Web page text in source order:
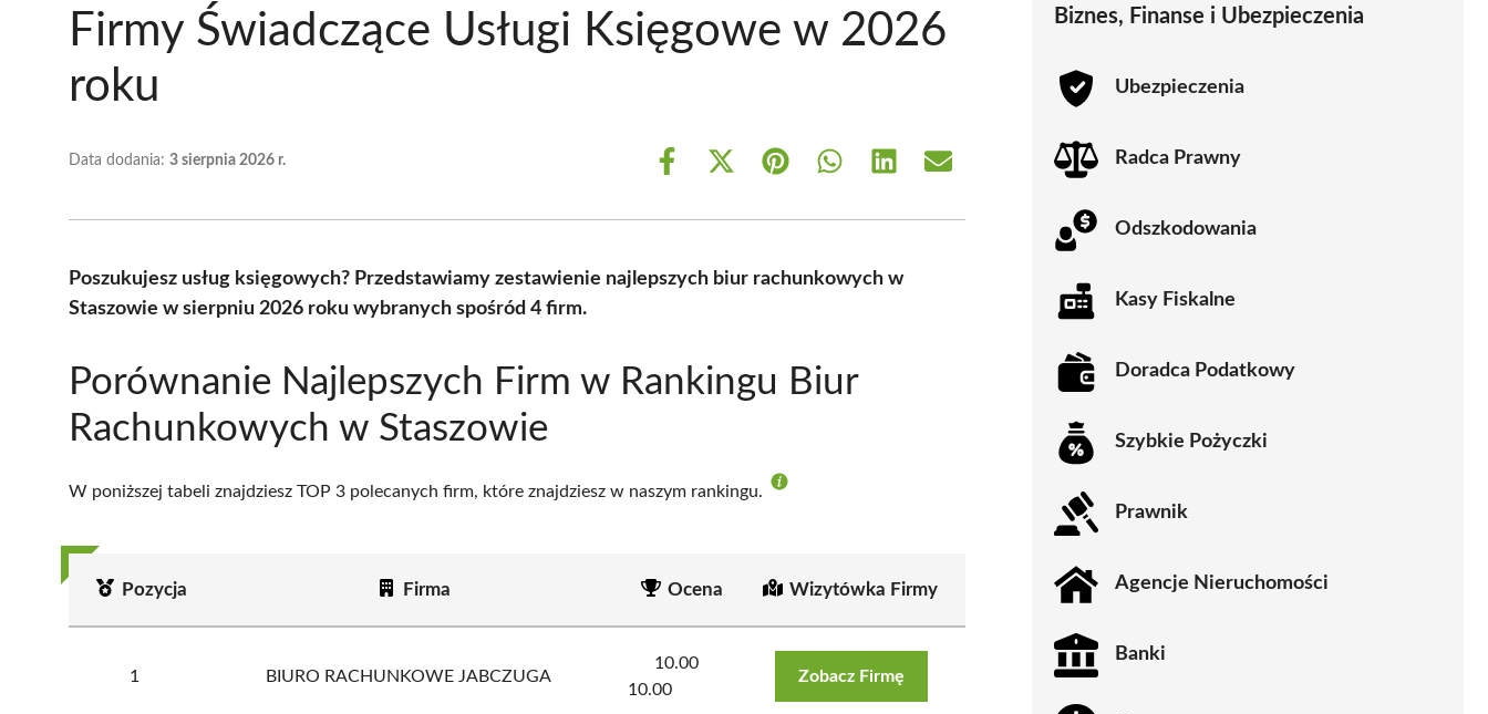
Firmy Świadczące Usługi Księgowe w 2026
roku
Data dodania: 3 sierpnia 2026 r.
Share
Share
(Twitter)
Share Share Share Share
Poszukujesz usług księgowych? Przedstawiamy zestawienie najlepszych biur rachunkowych w
Staszowie w sierpniu 2026 roku wybranych spośród 4 firm.
Porównanie Najlepszych Firm w Rankingu Biur
Rachunkowych w Staszowie
W poniższej tabeli znajdziesz TOP 3 polecanych firm, które znajdziesz w naszym rankingu.
Pozycja Firma Ocena Wizytówka Firmy
1 BIURO RACHUNKOWE JABCZUGA
10.00
10.00
Zobacz Firmę
Biznes, Finanse i Ubezpieczenia
Ubezpieczenia
Radca Prawny
Odszkodowania
Kasy Fiskalne
Doradca Podatkowy
Szybkie Pożyczki
Prawnik
Agencje Nieruchomości
Banki